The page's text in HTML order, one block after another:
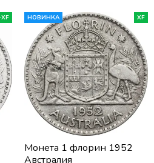
НОВИНКА XF
Монета 1 флорин 1952
Австралия